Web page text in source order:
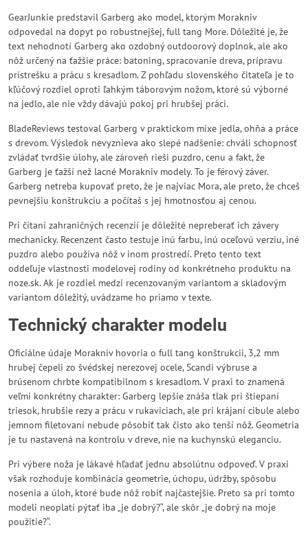
GearJunkie predstavil Garberg ako model, ktorým Morakniv
odpovedal na dopyt po robustnejšej, full tang More. Dôležité je, že
text nehodnotí Garberg ako ozdobný outdoorový doplnok, ale ako
nôž určený na ťažšie práce: batoning, spracovanie dreva, prípravu
prístrešku a prácu s kresadlom. Z pohľadu slovenského čitateľa je to
kľúčový rozdiel oproti ľahkým táborovým nožom, ktoré sú výborné
na jedlo, ale nie vždy dávajú pokoj pri hrubšej práci.
BladeReviews testoval Garberg v praktickom mixe jedla, ohňa a práce
s drevom. Výsledok nevyznieva ako slepé nadšenie: chváli schopnosť
zvládať tvrdšie úlohy, ale zároveň rieši puzdro, cenu a fakt, že
Garberg je ťažší než lacné Morakniv modely. To je férový záver.
Garberg netreba kupovať preto, že je najviac Mora, ale preto, že chceš
pevnejšiu konštrukciu a počítaš s jej hmotnosťou aj cenou.
Pri čítaní zahraničných recenzií je dôležité nepreberať ich závery
mechanicky. Recenzent často testuje inú farbu, inú oceľovú verziu, iné
puzdro alebo používa nôž v inom prostredí. Preto tento text
oddeľuje vlastnosti modelovej rodiny od konkrétneho produktu na
noze.sk. Ak je rozdiel medzi recenzovaným variantom a skladovým
variantom dôležitý, uvádzame ho priamo v texte.
Technický charakter modelu
Oficiálne údaje Morakniv hovoria o full tang konštrukcii, 3,2 mm
hrubej čepeli zo švédskej nerezovej ocele, Scandi výbruse a
brúsenom chrbte kompatibilnom s kresadlom. V praxi to znamená
veľmi konkrétny charakter: Garberg lepšie znáša tlak pri štiepaní
triesok, hrubšie rezy a prácu v rukaviciach, ale pri krájaní cibule alebo
jemnom filetovaní nebude pôsobiť tak čisto ako tenší nôž. Geometria
je tu nastavená na kontrolu v dreve, nie na kuchynskú eleganciu.
Pri výbere noža je lákavé hľadať jednu absolútnu odpoveď. V praxi
však rozhoduje kombinácia geometrie, úchopu, údržby, spôsobu
nosenia a úloh, ktoré bude nôž robiť najčastejšie. Preto sa pri tomto
modeli neoplatí pýtať iba „je dobrý?“, ale skôr „je dobrý na moje
použitie?“.